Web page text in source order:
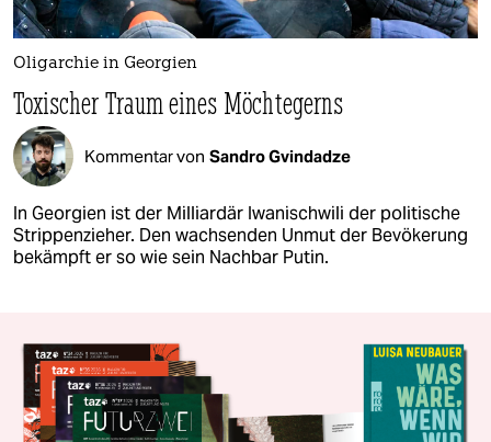
Oligarchie in Georgien
Toxischer Traum eines Möchtegerns
Kommentar von Sandro Gvindadze
In Georgien ist der Milliardär Iwanischwili der politische
Strippenzieher. Den wachsenden Unmut der Bevökerung
bekämpft er so wie sein Nachbar Putin.